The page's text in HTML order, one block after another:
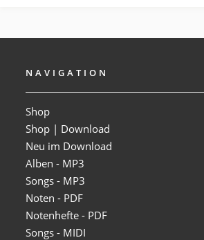
NAVIGATION
Shop
Shop | Download
Neu im Download
Alben - MP3
Songs - MP3
Noten - PDF
Notenhefte - PDF
Songs - MIDI